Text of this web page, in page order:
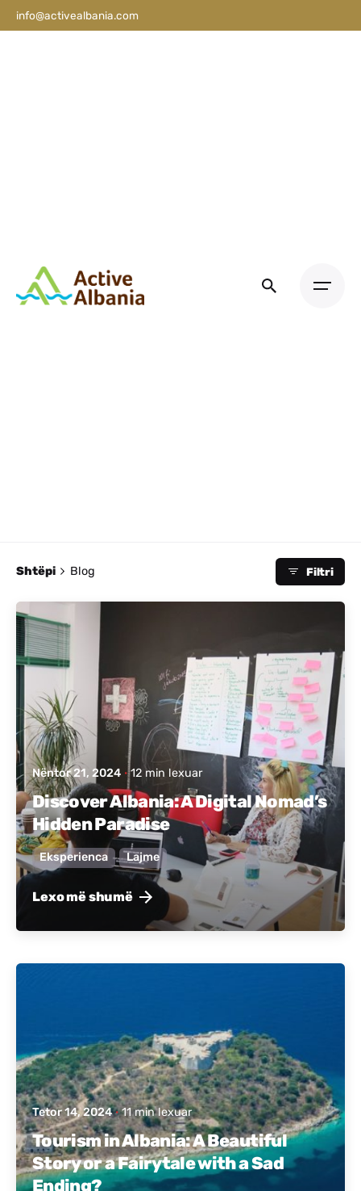
info@activealbania.com
Shtëpi Blog Filtri
Active Albania
Nëntor 21, 2024 12 min lexuar
Discover Albania: A Digital Nomad’s
Hidden Paradise
Eksperienca Lajme
Lexo më shumë
Tetor 14, 2024 11 min lexuar
Tourism in Albania: A Beautiful
Story or a Fairytale with a Sad
Ending?